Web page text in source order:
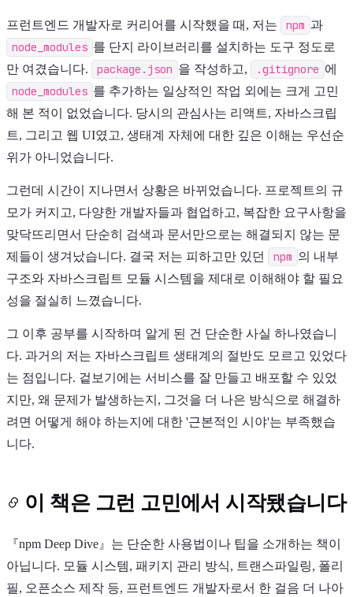
프런트엔드 개발자로 커리어를 시작했을 때, 저는 npm 과
node_modules 를 단지 라이브러리를 설치하는 도구 정도로
만 여겼습니다.
package.json 을 작성하고, .gitignore 에
node_modules 를 추가하는 일상적인 작업 외에는 크게 고민
해 본 적이 없었습니다. 당시의 관심사는 리액트, 자바스크립
트, 그리고 웹 UI였고, 생태계 자체에 대한 깊은 이해는 우선순
위가 아니었습니다.
그런데 시간이 지나면서 상황은 바뀌었습니다. 프로젝트의 규
모가 커지고, 다양한 개발자들과 협업하고, 복잡한 요구사항을
맞닥뜨리면서 단순히 검색과 문서만으로는 해결되지 않는 문
제들이 생겨났습니다. 결국 저는 피하고만 있던
npm 의 내부
구조와 자바스크립트 모듈 시스템을 제대로 이해해야 할 필요
성을 절실히 느꼈습니다.
그 이후 공부를 시작하며 알게 된 건 단순한 사실 하나였습니
다. 과거의 저는 자바스크립트 생태계의 절반도 모르고 있었다
는 점입니다. 겉보기에는 서비스를 잘 만들고 배포할 수 있었
지만, 왜 문제가 발생하는지, 그것을 더 나은 방식으로 해결하
려면 어떻게 해야 하는지에 대한 '근본적인 시야'는 부족했습
니다.
이 책은 그런 고민에서 시작됐습니다
『npm Deep Dive』는 단순한 사용법이나 팁을 소개하는 책이
아닙니다. 모듈 시스템, 패키지 관리 방식, 트랜스파일링, 폴리
필, 오픈소스 제작 등, 프런트엔드 개발자로서 한 걸음 더 나아